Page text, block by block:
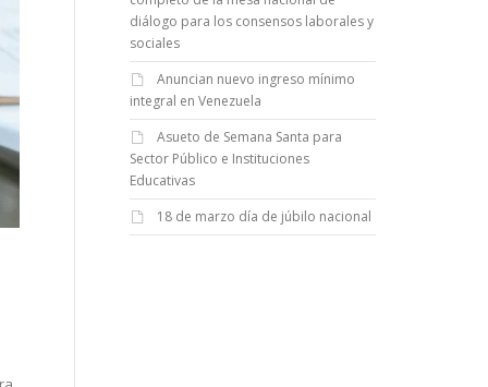
diálogo para los consensos laborales y
sociales
Anuncian nuevo ingreso mínimo
integral en Venezuela
Asueto de Semana Santa para
Sector Público e Instituciones
Educativas
18 de marzo día de júbilo nacional